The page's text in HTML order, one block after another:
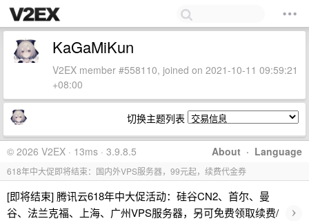
KaGaMiKun
V2EX member #558110, joined on 2021-10-11 09:59:21
+08:00
切换主题列表
About · Language
© 2026 V2EX · 13ms · 3.9.8.5
618年中大促即将结束：国内外VPS服务器，99元起，续费代金券
[即将结束] 腾讯云618年中大促活动：硅谷CN2、首尔、曼
谷、法兰克福、上海、广州VPS服务器，另可免费领取续费/
›